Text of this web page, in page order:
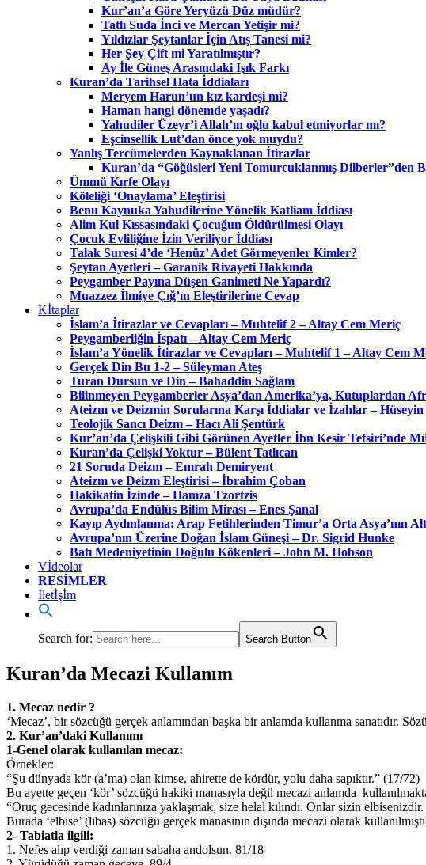
Kur’an’a Göre Yeryüzü Düz müdür?
Tatlı Suda İnci ve Mercan Yetişir mi?
Yıldızlar Şeytanlar İçin Atış Tanesi mi?
Her Şey Çift mi Yaratılmıştır?
Ay İle Güneş Arasındaki Işık Farkı
Kuran’da Tarihsel Hata İddiaları
Meryem Harun’un kız kardeşi mi?
Haman hangi dönemde yaşadı?
Yahudiler Üzeyr’i Allah’ın oğlu kabul etmiyorlar mı?
Eşcinsellik Lut’dan önce yok muydu?
Yanlış Tercümelerden Kaynaklanan İtirazlar
Kuran’da “Göğüsleri Yeni Tomurcuklanmış Dilberler”den
Ümmü Kırfe Olayı
Köleliği ‘Onaylama’ Eleştirisi
Benu Kaynuka Yahudilerine Yönelik Katliam İddiası
Alim Kul Kıssasındaki Çocuğun Öldürülmesi Olayı
Çocuk Evliliğine İzin Veriliyor İddiası
Talak Suresi 4’de ‘Henüz’ Adet Görmeyenler Kimler?
Şeytan Ayetleri – Garanik Rivayeti Hakkında
Peygamber Payına Düşen Ganimeti Ne Yapardı?
Muazzez İlmiye Çığ’ın Eleştirilerine Cevap
Kİtaplar
İslam’a İtirazlar ve Cevapları – Muhtelif 2 – Altay Cem Meriç
Peygamberliğin İspatı – Altay Cem Meriç
İslam’a Yönelik İtirazlar ve Cevapları – Muhtelif 1 – Altay Cem
Gerçek Din Bu 1-2 – Süleyman Ateş
Turan Dursun ve Din – Bahaddin Sağlam
Bilinmeyen Peygamberler Asya’dan Amerika’ya, Kutuplardan
Ateizm ve Deizmin Sorularına Karşı İddialar ve İzahlar –
Teolojik Sancı Deizm – Hacı Ali Şentürk
Kur’an’da Çelişkili Gibi Görünen Ayetler İbn Kesir Tefsiri’nde
Kuran’da Çelişki Yoktur – Bülent Tatlıcan
21 Soruda Deizm – Emrah Demiryent
Ateizm ve Deizm Eleştirisi – İbrahim Çoban
Hakikatin İzinde – Hamza Tzortzis
Avrupa’da Endülüs Bilim Mirası – Enes Şanal
Kayıp Aydınlanma: Arap Fetihlerinden Timur’a Orta Asya’nın
Avrupa’nın Üzerine Doğan İslam Güneşi – Dr. Sigrid Hunke
Batı Medeniyetinin Doğulu Kökenleri – John M. Hobson
Vİdeolar
RESİMLER
İletİşİm
Search for: Search Button
Kuran’da Mecazi Kullanım
1. Mecaz nedir ?
‘Mecaz’, bir sözcüğü gerçek anlamından başka bir anlamda kullanma sanatıdır.
2. Kur’an’daki Kullanımı
1-Genel olarak kullanılan mecaz:
Örnekler:
“Şu dünyada kör (a’ma) olan kimse, ahirette de kördür, yolu daha sapıktır.” (17/72)
Bu ayette geçen ‘kör’ sözcüğü hakiki manasıyla değil mecazi anlamda
“Oruç gecesinde kadınlarınıza yaklaşmak, size helal kılındı. Onlar sizin
Burada ‘elbise’ (libas) sözcüğü gerçek manasının dışında mecazi olarak
2- Tabiatla ilgili:
1. Nefes alıp verdiği zaman sabaha andolsun. 81/18